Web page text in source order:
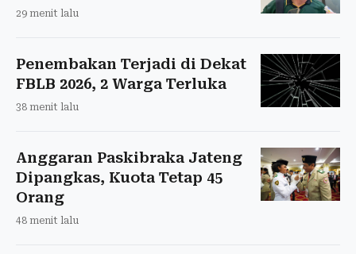
29 menit lalu
Penembakan Terjadi di Dekat
FBLB 2026, 2 Warga Terluka
38 menit lalu
Anggaran Paskibraka Jateng
Dipangkas, Kuota Tetap 45
Orang
48 menit lalu